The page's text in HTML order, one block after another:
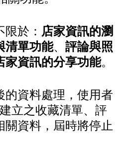
於： 店家資訊的瀏
清單功能、 評論與照
家資訊的分享功能。
的資料處理，使用者
立之收藏清單、評
資料，屆時將停止